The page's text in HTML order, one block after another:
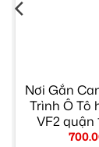
Nơi Gắn
Trình Ô Tô
VF2 quận